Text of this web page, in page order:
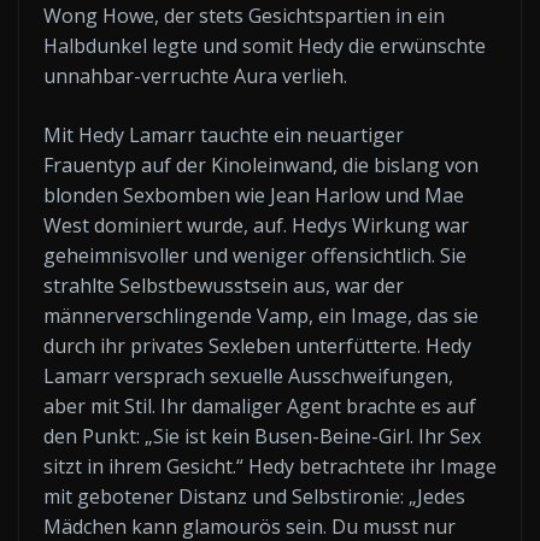
Wong Howe, der stets Gesichtspartien in ein
Halbdunkel legte und somit Hedy die erwünschte
unnahbar-verruchte Aura verlieh.
Mit Hedy Lamarr tauchte ein neuartiger
Frauentyp auf der Kinoleinwand, die bislang von
blonden Sexbomben wie Jean Harlow und Mae
West dominiert wurde, auf. Hedys Wirkung war
geheimnisvoller und weniger offensichtlich. Sie
strahlte Selbstbewusstsein aus, war der
männerverschlingende Vamp, ein Image, das sie
durch ihr privates Sexleben unterfütterte. Hedy
Lamarr versprach sexuelle Ausschweifungen,
aber mit Stil. Ihr damaliger Agent brachte es auf
den Punkt: „Sie ist kein Busen-Beine-Girl. Ihr Sex
sitzt in ihrem Gesicht.“ Hedy betrachtete ihr Image
mit gebotener Distanz und Selbstironie: „Jedes
Mädchen kann glamourös sein. Du musst nur